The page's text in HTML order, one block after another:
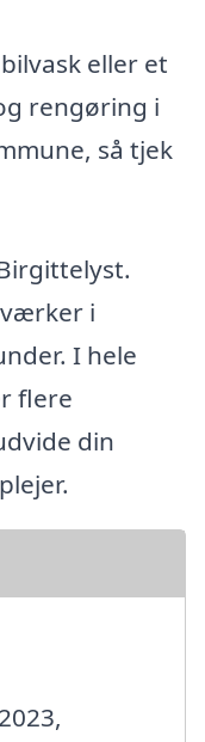
eller et
rengøring i
så tjek
i
I hele
flere
din